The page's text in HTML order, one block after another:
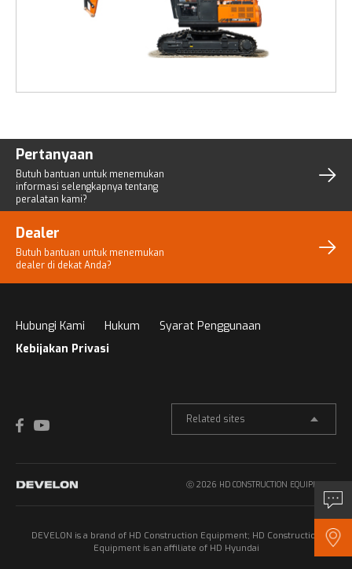
Pertanyaan
Butuh bantuan untuk menemukan
informasi selengkapnya tentang
peralatan kami?
Dealer
Butuh bantuan untuk menemukan
dealer di dekat Anda?
Dealer
Hubungi Kami Hukum
Syarat Penggunaan
Kebijakan Privasi
Related sites
ⓒ 2026 HD CONSTRUCTION EQUIPMENT.
DEVELON is a brand of HD Construction Equipment; HD Construction
Equipment is an affiliate of HD Hyundai